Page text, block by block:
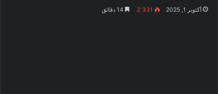
أكتوبر 1, 2025 2٬331